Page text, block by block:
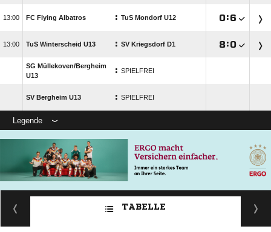
 FC Flying Albatros : TuS Mondorf U12 :
 TuS Winterscheid U13 : SV Kriegsdorf D1 :
SG Müllekoven/​Bergheim
U13
: SPIELFREI
SV Bergheim U13 : SPIELFREI
Legende
TABELLE